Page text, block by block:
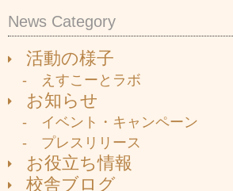
News Category
活動の様子
- えすこーとラボ
お知らせ
- イベント・キャンペーン
- プレスリリース
お役立ち情報
校舎ブログ